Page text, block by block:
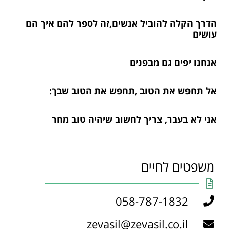
הדרך הקלה להוביל אנשים,זה לספר להם איך הם
עושים
אנחנו יפים גם מבפנים
אל תחפש את הטוב ,תחפש את הטוב שבך:
אני לא בעבר, צריך לחשוב שיהיה טוב מחר
משפטים לחיים
058-787-1832
zevasil@zevasil.co.il